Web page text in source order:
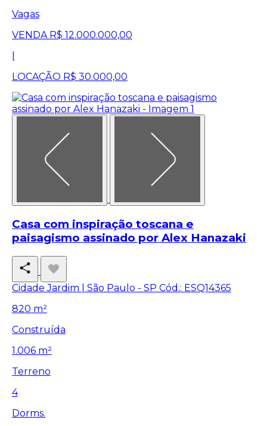
Vagas
VENDA R$ 12.000.000,00
LOCAÇÃO R$ 30.000,00
Casa com inspiração toscana e
paisagismo assinado por Alex Hanazaki
Cidade Jardim | São Paulo - SP Cód.: ESQ14365
820 m²
Construída
1.006 m²
Terreno
4
Dorms.